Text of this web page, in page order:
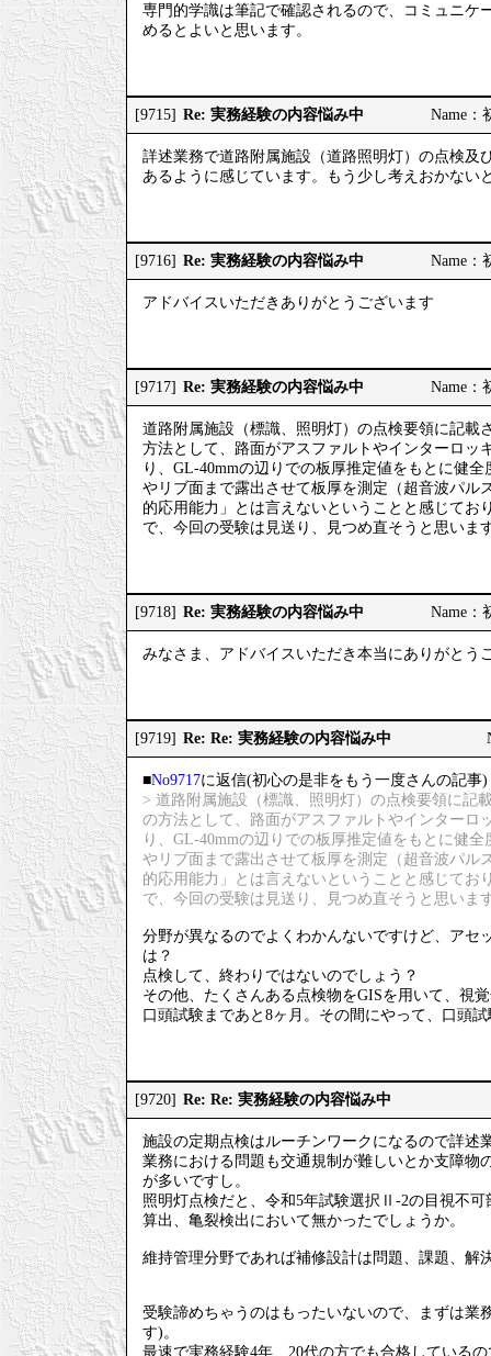
専門的学識は筆記で確認されるので、コミュニケ
めるとよいと思います。
[9715] Re: 実務経験の内容悩み中 Name：
詳述業務で道路附属施設（道路照明灯）の点検及
あるように感じています。もう少し考えおかない
[9716] Re: 実務経験の内容悩み中 Name：
アドバイスいただきありがとうございます
[9717] Re: 実務経験の内容悩み中 Name：
道路附属施設（標識、照明灯）の点検要領に記載
方法として、路面がアスファルトやインターロッ
り、GL-40mmの辺りでの板厚推定値をもとに健
やリブ面まで露出させて板厚を測定（超音波パル
的応用能力」とは言えないということと感じて
で、今回の受験は見送り、見つめ直そうと思いま
[9718] Re: 実務経験の内容悩み中 Name：
みなさま、アドバイスいただき本当にありがとう
[9719] Re: Re: 実務経験の内容悩み中
■No9717に返信(初心の是非をもう一度さんの記事)
> 道路附属施設（標識、照明灯）の点検要領に記
の方法として、路面がアスファルトやインターロ
り、GL-40mmの辺りでの板厚推定値をもとに健
やリブ面まで露出させて板厚を測定（超音波パル
的応用能力」とは言えないということと感じて
で、今回の受験は見送り、見つめ直そうと思いま
分野が異なるのでよくわかんないですけど、アセ
は？
点検して、終わりではないのでしょう？
その他、たくさんある点検物をGISを用いて、視
口頭試験まであと8ヶ月。その間にやって、口頭
[9720] Re: Re: 実務経験の内容悩み中
施設の定期点検はルーチンワークになるので詳述
業務における問題も交通規制が難しいとか支障物
が多いですし。
照明灯点検だと、令和5年試験選択Ⅱ-2の目視不
算出、亀裂検出において無かったでしょうか。
維持管理分野であれば補修設計は問題、課題、解
受験諦めちゃうのはもったいないので、まずは業
す)。
最速で実務経験4年、20代の方でも合格している